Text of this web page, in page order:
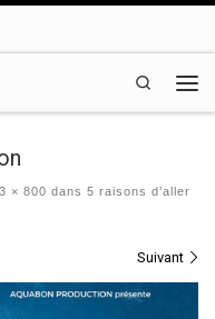
Search
× 800 dans 5 raisons d’aller
Suivant